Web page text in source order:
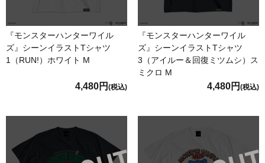
『モンスターハンターワイル
ズ』シーンイラストTシャツ
1（RUN!）ホワイト M
4,480円 (税込)
『モンスターハンターワイル
ズ』シーンイラストTシャツ
3（アイルー＆回復ミツムシ）ス
ミクロ M
4,480円 (税込)